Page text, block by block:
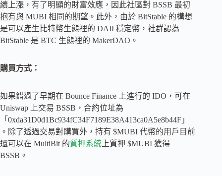
續上漲，有了明顯的財富效應，因此社區對 BSSB 最初
抱有與 MUBI 相同的期望。此外，由於 BitStable 的構想
是可以產生比特幣生態裡的 DAII 穩定幣，社群認為
BitStable 是 BTC 生態裡的 MakerDAO。
購買方式：
如果錯過了早期在 Bounce Finance 上進行的 IDO，可在
Uniswap 上交易 BSSB，合約位址為
「0xda31D0d1Bc934fC34F7189E38A413ca0A5e8b44F」
。除了透過交易對購買外，持有 $MUBI 代幣的用戶目前
還可以在 MultiBit 的質押系統 上質押 $MUBI 獲得
BSSB。